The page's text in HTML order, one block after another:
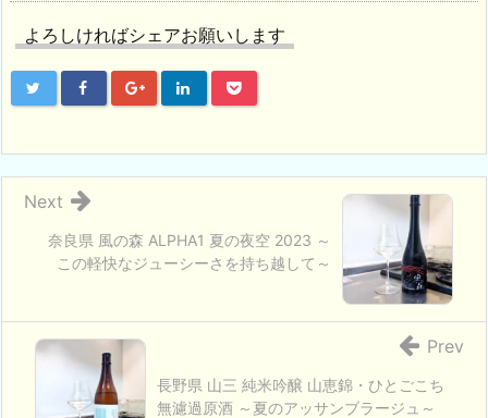
よろしければシェアお願いします
奈良県 風の森 ALPHA1 夏の夜空 2023 ～
この軽快なジューシーさを持ち越して～
Next
長野県 山三 純米吟醸 山恵錦・ひとごこち
無濾過原酒 ～夏のアッサンブラージュ～
Prev